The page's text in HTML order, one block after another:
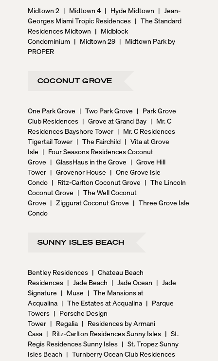
Midtown 2 | Midtown 4 | Hyde Midtown | Jean-
Georges Miami Tropic Residences | The Standard
Residences Midtown | Midblock
Condominium | Midtown 29 | Midtown Park by
PROPER
COCONUT GROVE
One Park Grove | Two Park Grove | Park Grove
Club Residences | Grove at Grand Bay | Mr. C
Residences Bayshore Tower | Mr. C Residences
Tigertail Tower | The Fairchild | Vita at Grove
Isle | Four Seasons Residences Coconut
Grove | GlassHaus in the Grove | Grove Hill
Tower | Grovenor House | One Grove Isle
Condo | Ritz-Carlton Coconut Grove | The Lincoln
Coconut Grove | The Well Coconut
Grove | Ziggurat Coconut Grove | Three Grove Isle
Condo
SUNNY ISLES BEACH
Bentley Residences | Chateau Beach
Residences | Jade Beach | Jade Ocean | Jade
Signature | Muse | The Mansions at
Acqualina | The Estates at Acqualina | Parque
Towers | Porsche Design
Tower | Regalia | Residences by Armani
Casa | Ritz-Carlton Residences Sunny Isles | St.
Regis Residences Sunny Isles | St. Tropez Sunny
Isles Beach | Turnberry Ocean Club Residences